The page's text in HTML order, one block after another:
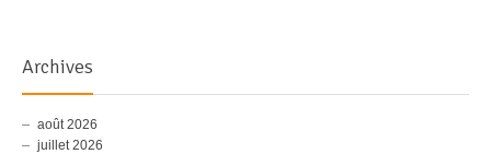
Archives
août 2026
juillet 2026